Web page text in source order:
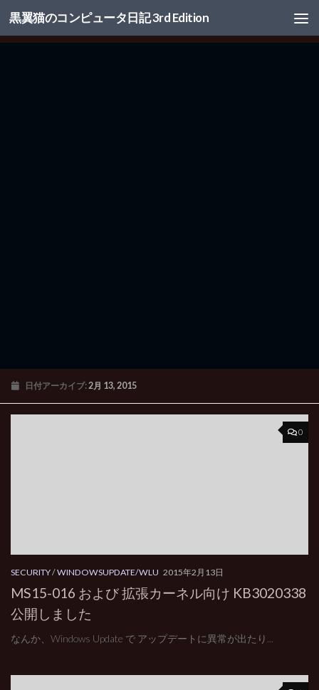
コンテンツへスキップ
黒翼猫のコンピュータ日記 3rd Edition
日付アーカイブ:2月 13, 2015
0
SECURITY/WINDOWSUPDATE/WLU 2015年2月13日
MS15-016 および 拡張カーネル向け KB3020338
公開しました
なんか、Windows Update で アップデートに異常が出たり...